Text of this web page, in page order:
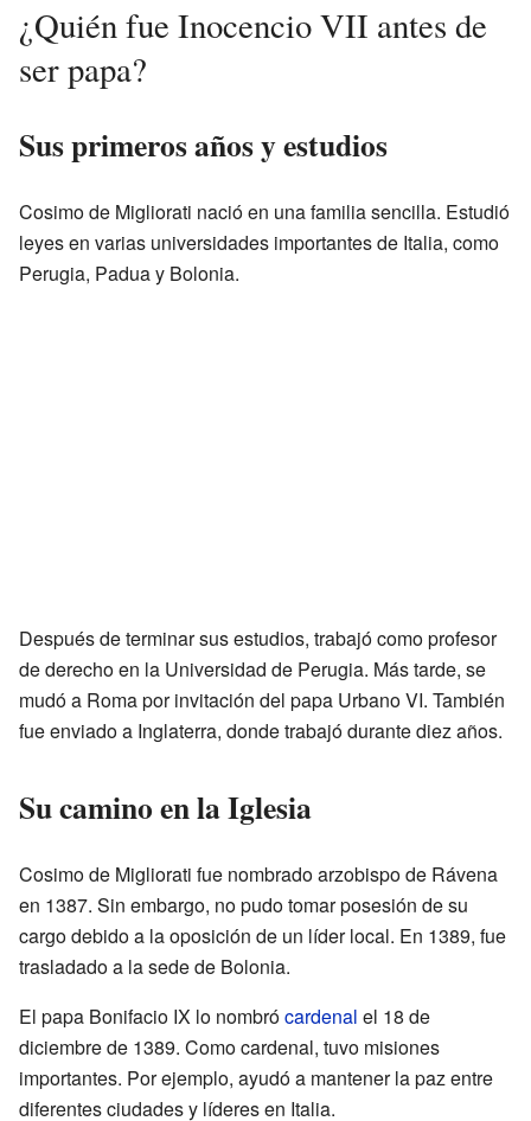
¿Quién fue Inocencio VII antes de
ser papa?
Sus primeros años y estudios
Cosimo de Migliorati nació en una familia sencilla. Estudió
leyes en varias universidades importantes de Italia, como
Perugia, Padua y Bolonia.
Después de terminar sus estudios, trabajó como profesor
de derecho en la Universidad de Perugia. Más tarde, se
mudó a Roma por invitación del papa Urbano VI. También
fue enviado a Inglaterra, donde trabajó durante diez años.
Su camino en la Iglesia
Cosimo de Migliorati fue nombrado arzobispo de Rávena
en 1387. Sin embargo, no pudo tomar posesión de su
cargo debido a la oposición de un líder local. En 1389, fue
trasladado a la sede de Bolonia.
El papa Bonifacio IX lo nombrócardenal el 18 de
diciembre de 1389. Como cardenal, tuvo misiones
importantes. Por ejemplo, ayudó a mantener la paz entre
diferentes ciudades y líderes en Italia.